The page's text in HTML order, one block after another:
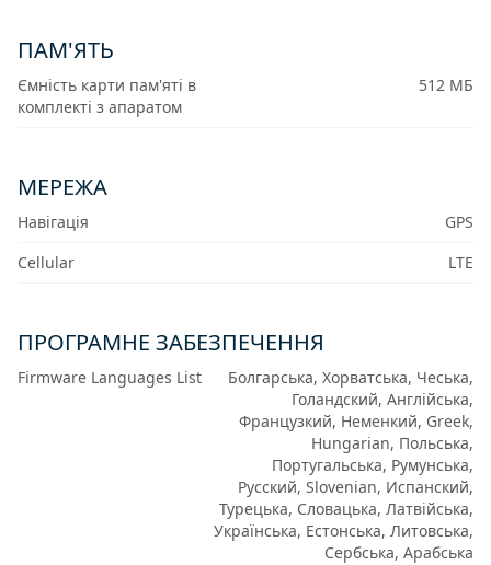
ПАМ'ЯТЬ
Ємність карти пам'яті в
комплекті з апаратом
512 МБ
МЕРЕЖА
Навігація
GPS
Cellular
LTE
ПРОГРАМНЕ ЗАБЕЗПЕЧЕННЯ
Firmware Languages List
Болгарська, Хорватська, Чеська,
Голандский, Англійська,
Французкий, Неменкий, Greek,
Hungarian, Польська,
Португальська, Румунська,
Русский, Slovenian, Испанский,
Турецька, Словацька, Латвійська,
Українська, Естонська, Литовська,
Сербська, Арабська